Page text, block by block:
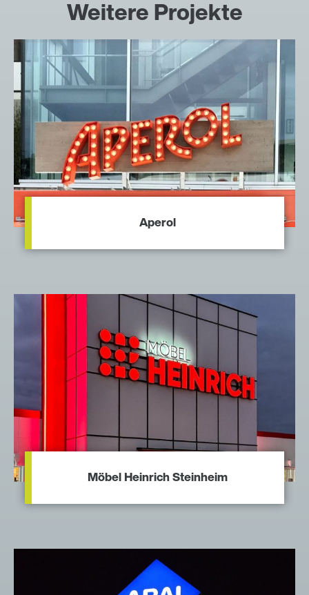
Weitere Projekte
Aperol
Möbel Heinrich Steinheim